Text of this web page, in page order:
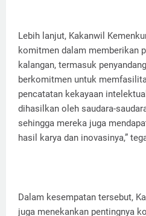
Lebih lanjut, Kakanwil
komitmen dalam memberikan
kalangan, termasuk
berkomitmen untuk
pencatatan kekayaan
dihasilkan oleh saudara-
sehingga mereka juga
hasil karya dan inovasinya,”
Dalam kesempatan tersebut,
juga menekankan pentingnya